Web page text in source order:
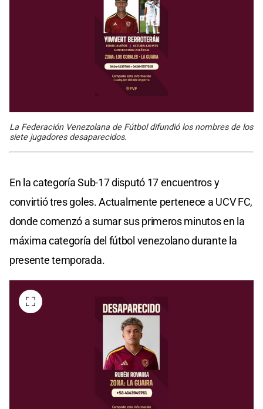
La Federación Venezolana de Fútbol difundió los nombres de los
siete jugadores desaparecidos.
En la categoría Sub-17 disputó 17 encuentros y
convirtió tres goles. Actualmente pertenece a UCV FC,
donde comenzó a sumar sus primeros minutos en la
máxima categoría del fútbol venezolano durante la
presente temporada.